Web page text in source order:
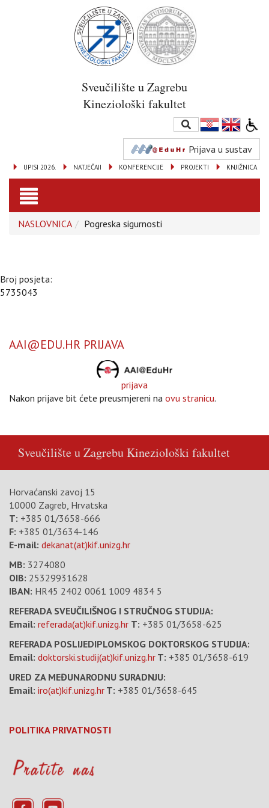
Sveučilište u Zagrebu
Kineziološki fakultet
Prijava u sustav
KNJIŽNICA
PROJEKTI
KONFERENCIJE
NATJEČAJI
UPISI 2026.
Toggle
navigation
NASLOVNICA Pogreska sigurnosti
Broj posjeta:
5735043
AAI@EDU.HR PRIJAVA
prijava
Nakon prijave bit ćete preusmjereni na ovu stranicu.
Sveučilište u ZagrebuKineziološki fakultet
Horvaćanski zavoj 15
10000 Zagreb, Hrvatska
T: +385 01/3658-666
F: +385 01/3634-146
E-mail: dekanat(at)kif.unizg.hr
MB: 3274080
OIB: 25329931628
IBAN: HR45 2402 0061 1009 4834 5
REFERADA SVEUČILIŠNOG I STRUČNOG STUDIJA:
Email: referada(at)kif.unizg.hr T: +385 01/3658-625
REFERADA POSLIJEDIPLOMSKOG DOKTORSKOG STUDIJA:
Email: doktorski.studij(at)kif.unizg.hr T: +385 01/3658-619
URED ZA MEĐUNARODNU SURADNJU:
Email: iro(at)kif.unizg.hr T: +385 01/3658-645
POLITIKA PRIVATNOSTI